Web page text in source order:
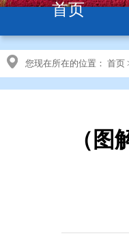
首页
您现在所在的位置： 首页
（